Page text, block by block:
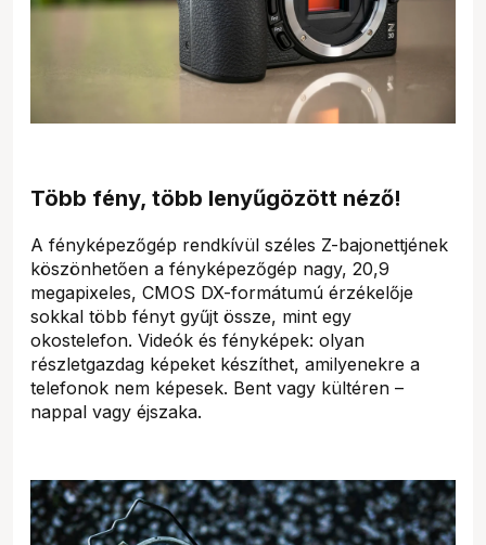
Több fény, több lenyűgözött néző!
A fényképezőgép rendkívül széles Z-bajonettjének
köszönhetően a fényképezőgép nagy, 20,9
megapixeles, CMOS DX-formátumú érzékelője
sokkal több fényt gyűjt össze, mint egy
okostelefon. Videók és fényképek: olyan
részletgazdag képeket készíthet, amilyenekre a
telefonok nem képesek. Bent vagy kültéren –
nappal vagy éjszaka.